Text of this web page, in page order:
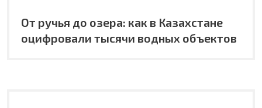
От ручья до озера: как в Казахстане
оцифровали тысячи водных объектов